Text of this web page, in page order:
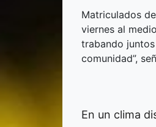
Matriculados
viernes al
trabando
comunidad”,
En un clima